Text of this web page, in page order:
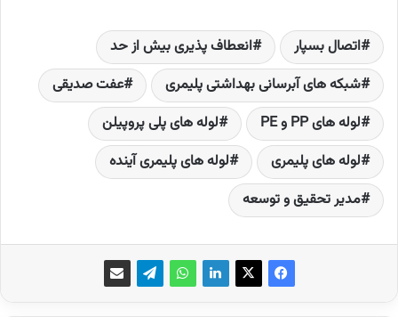
اتصال بسپار
انعطاف پذیری بیش از حد
شبكه های آبرسانی بهداشتی پليمری
عفت صدیقی
لوله های PP و PE
لوله های پلی پروپیلن
لوله های پلیمری
لوله های پلیمری آینده
مدیر تحقیق و توسعه